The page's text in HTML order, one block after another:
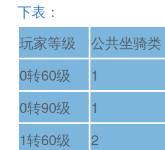
下表：
玩家等级
公共坐骑类
0转60级
1
0转90级
1
1转60级
2